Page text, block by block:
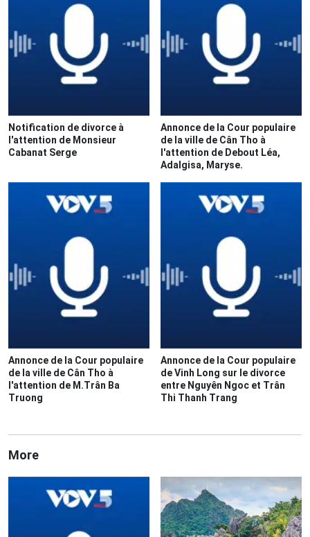
Notification de divorce à
l'attention de Monsieur
Cabanat Serge
Annonce de la Cour populaire
de la ville de Cân Tho à
l'attention de Debout Léa,
Adalgisa, Maryse.
Annonce de la Cour populaire
de la ville de Cân Tho à
l'attention de M.Trân Ba
Truong
Annonce de la Cour populaire
de Vinh Long sur le divorce
entre Nguyên Ngoc et Trân
Thi Thanh Trang
More